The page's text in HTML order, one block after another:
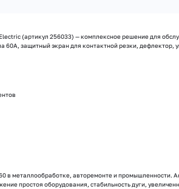
(артикул 256033) — комплексное решение для
60А, защитный экран для контактной резки,
в металлообработке, авторемонте и промышленности.
простоя оборудования, стабильность дуги,